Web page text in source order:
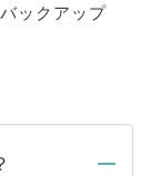
ックアップ